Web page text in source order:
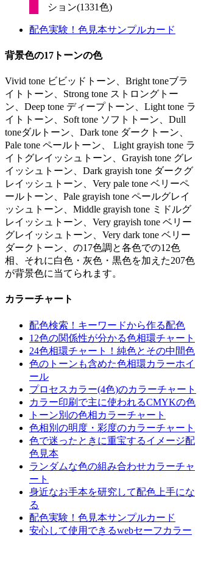
ション(1331色)
配色実験！色見本サンプルカード
背景色の17トーンの色
Vivid tone ビビッドトーン、Bright toneブラ
イトトーン、Strong tone ストロングトー
ン、Deep tone ディープトーン、Light tone ラ
イトトーン、Soft tone ソフトトーン、Dull
toneダルトーン、Dark tone ダークトーン、
Pale tone ペールトーン、 Light grayish tone ラ
イトグレイッシュトーン、Grayish tone グレ
イッシュトーン、Dark grayish tone ダークグ
レイッシュトーン、Very pale tone ベリーペ
ールトーン、Pale grayish tone ペールグレイ
ッシュトーン、Middle grayish tone ミドルグ
レイッシュトーン、Very grayish tone ベリー
グレイッシュトーン、Very dark tone ベリー
ダークトーン、の17色調と各色での12色
相、それに白色・灰色・黒色を加えた207色
が背景色に当てられます。
カラーチャート
配色検索！キーワードから作る配色
12色の関係性が分かる色相環チャート
24色相環チャート！純色とその中間色
色のトーンも含めた色相環カラーホイ
ール
プロセスカラー(4色)のカラーチャート
カラー印刷で主に使われるCMYKの色
トーン別の色相カラーチャート
色相別の明度・彩度のカラーチャート
色で迷ったときに重宝するイメージ配
色見本
ランダムな色の組み合わせカラーチャ
ート
身近なお手本を研究して配色上手にな
る
配色実験！色見本サンプルカード
安心して使用できるwebセーフカラー